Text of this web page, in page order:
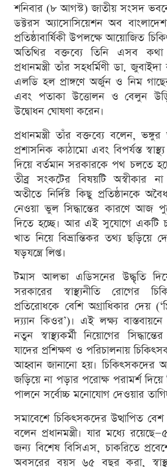
শনিবার (৮ আগস্ট) জাতীয় সংসদ
ডক্টরস অ্যাসোসিয়েশন অব
প্রতিষ্ঠাবার্ষিকী উপলক্ষে আয়োজিত
অতিথির বক্তব্যে তিনি এসব
প্রধানমন্ত্রী তাঁর সহধর্মিণী ডা.
এলডি হল প্রাঙ্গণে অর্জুন ও নিম
এবং পতাকা উত্তোলন ও বেলুন
উদ্বোধন ঘোষণা করেন।
প্রধানমন্ত্রী তাঁর বক্তব্যে বলেন, ভঙ্গুর
প্রশাসনিক কাঠামো এবং বিপর্যস্ত
দিয়ে বর্তমান সরকারকে পথ চলতে
তীব্র সংকটের বিষয়টি অস্বীকার
অতীতে নির্দিষ্ট কিছু প্রতিষ্ঠানকে
নেওয়া ভুল সিদ্ধান্তের কারণে আজ
দিতে হচ্ছে। আর এই সুযোগে একটি
খাত নিয়ে বিভ্রান্তিকর তথ্য ছড়িয়ে
ষড়যন্ত্রে লিপ্ত।
টমাস আলভা এডিসনের উদ্ধৃতি দিয়ে
সরকারের স্বাস্থ্যনীতি রোগের
প্রতিরোধকে বেশি অগ্রাধিকার দেয়
দ্য্যান কিওর’)। এই লক্ষ্য
নতুন স্বাস্থ্যকর্মী নিয়োগের
যাদের প্রশিক্ষণ ও পরিচালনায়
আহ্বান জানানো হয়। চিকিৎসকদের
জড়িয়ে না পড়ার পরোক্ষ পরামর্শ দিয়ে
পালনে সর্বোচ্চ মনোযোগ দেওয়ার
সমাবেশে চিকিৎসকদের উত্থাপিত
বলেন প্রধানমন্ত্রী। যার মধ্যে
জন্য বিশেষ বিসিএস, চাকরিতে
অবসরের বয়স ৬৫ বছর করা,